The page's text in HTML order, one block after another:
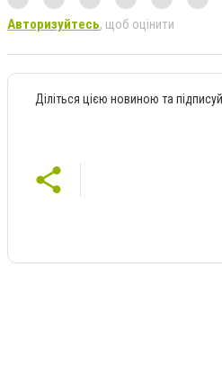
Авторизуйтесь, щоб оцінити
Діліться цією новиною та